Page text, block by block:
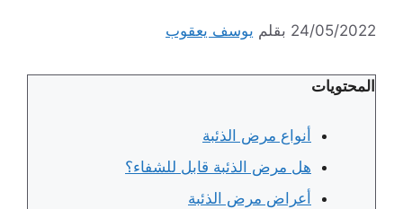
24/05/2022 بقلم يوسف يعقوب
المحتويات
أنواع مرض الذئبة
هل مرض الذئبة قابل للشفاء؟
أعراض مرض الذئبة